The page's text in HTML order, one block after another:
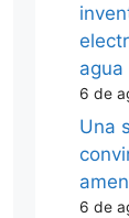
agua
6 de
Una
6 de